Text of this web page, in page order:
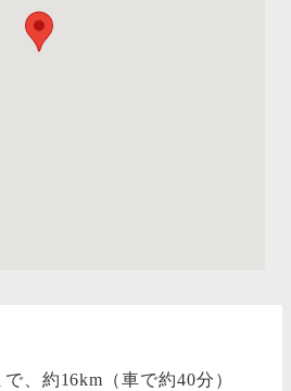
、約16km（車で約40分）